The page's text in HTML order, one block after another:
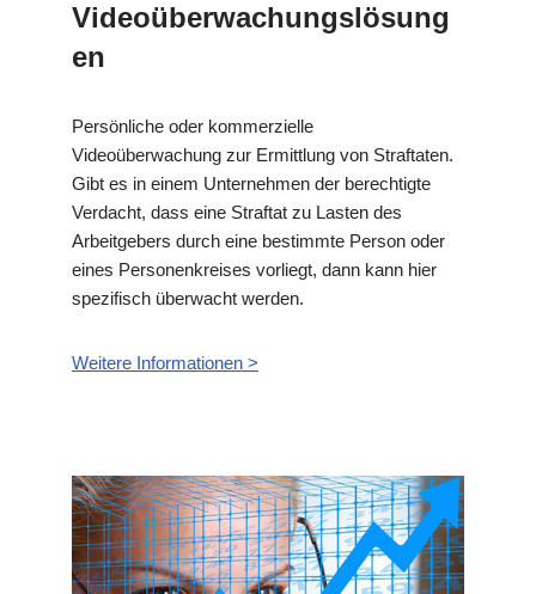
Videoüberwachungslösung
en
Persönliche oder kommerzielle
Videoüberwachung zur Ermittlung von Straftaten.
Gibt es in einem Unternehmen der berechtigte
Verdacht, dass eine Straftat zu Lasten des
Arbeitgebers durch eine bestimmte Person oder
eines Personenkreises vorliegt, dann kann hier
spezifisch überwacht werden.
Weitere Informationen >